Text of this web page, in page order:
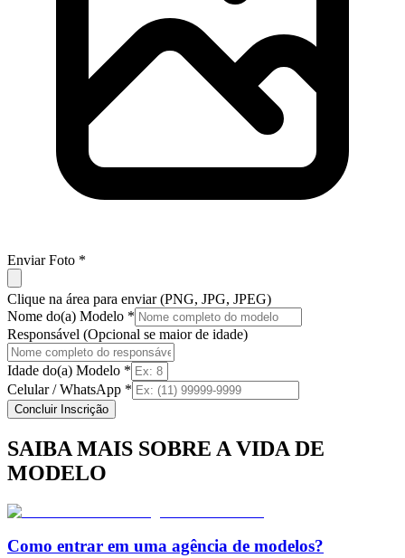
Enviar Foto *
Clique na área para enviar (PNG, JPG, JPEG)
Nome do(a) Modelo *
Responsável (Opcional se maior de idade)
Idade do(a) Modelo *
Celular / WhatsApp *
Concluir Inscrição
SAIBA MAIS SOBRE A VIDA DE
MODELO
Como entrar em uma agência de modelos?